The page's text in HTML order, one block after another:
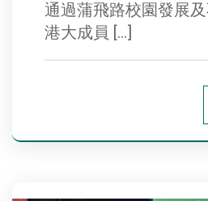
通過蒲飛路校園發展
港大成員 […]